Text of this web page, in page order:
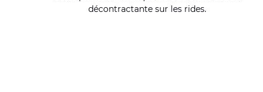
décontractante sur les rides.